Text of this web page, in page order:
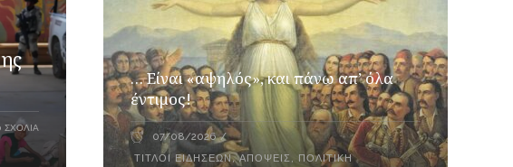
ΣΧΌΛΙΑ
… Είναι «αψηλός», και πάνω απ’ όλα
έντιμος!
07/08/2026
ΤΊΤΛΟΙ ΕΙΔΉΣΕΩΝ,ΑΠΌΨΕΙΣ, ΠΟΛΙΤΙΚΉ